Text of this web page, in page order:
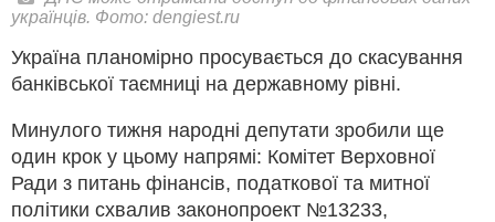
українців. Фото: dengiest.ru
Україна планомірно просувається до скасування
банківської таємниці на державному рівні.
Минулого тижня народні депутати зробили ще
один крок у цьому напрямі: Комітет Верховної
Ради з питань фінансів, податкової та митної
політики схвалив законопроект №13233,